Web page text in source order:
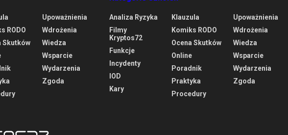
RODO
Skutków
Upoważnienia
Wdrożenia
Wiedza
Wsparcie
Wydarzenia
Zgoda
Analiza Ryzyka
Filmy
Kryptos72
Funkcje
Incydenty
IOD
Kary
Klauzula
Komiks RODO
Ocena Skutków
Online
Poradnik
Praktyka
Procedury
Upoważnienia
Wdrożenia
Wiedza
Wsparcie
Wydarzenia
Zgoda